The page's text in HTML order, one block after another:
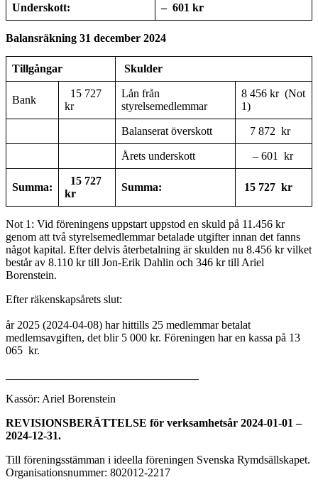
Underskott: – 601 kr
Balansräkning 31 december 2024
Tillgångar Skulder
Bank
15 727
kr
Lån från
styrelsemedlemmar
8 456 kr (Not
1)
Balanserat överskott 7 872 kr
Årets underskott – 601 kr
Summa:
15 727
kr
Summa: 15 727 kr
Not 1: Vid föreningens uppstart uppstod en skuld på 11.456 kr
genom att två styrelsemedlemmar betalade utgifter innan det fanns
något kapital. Efter delvis återbetalning är skulden nu 8.456 kr vilket
består av 8.110 kr till Jon-Erik Dahlin och 346 kr till Ariel
Borenstein.
Efter räkenskapsårets slut:
år 2025 (2024-04-08) har hittills 25 medlemmar betalat
medlemsavgiften, det blir 5 000 kr. Föreningen har en kassa på 13
065 kr.
Kassör: Ariel Borenstein
REVISIONSBERÄTTELSE för verksamhetsår 2024-01-01 –
2024-12-31.
Till föreningsstämman i ideella föreningen Svenska Rymdsällskapet.
Organisationsnummer: 802012-2217